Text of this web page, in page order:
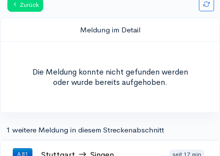
Zurück
Meldung im Detail
Die Meldung konnte nicht gefunden werden
oder wurde bereits aufgehoben.
1 weitere Meldung in diesem Streckenabschnitt
A 81